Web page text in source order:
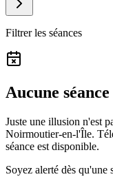
Filtrer les séances
Aucune
Juste une illusion n'est
Noirmoutier-en-l'Île.
séance est disponible.
Soyez alerté dès qu'une